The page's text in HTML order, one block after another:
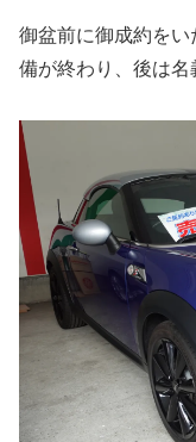
御盆前に御成約を
備が終わり、後は名